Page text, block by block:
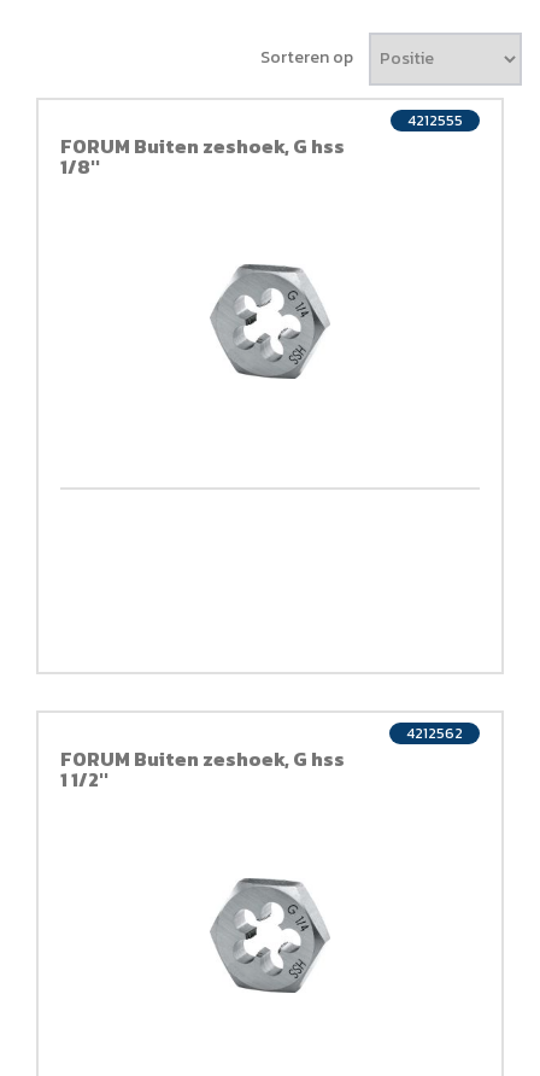
Sorteren op
FORUM Buiten zeshoek, G hss
1/8''
4212555
FORUM Buiten zeshoek, G hss
1 1/2''
4212562